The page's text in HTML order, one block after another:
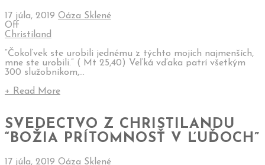
17 júla, 2019 Oáza Sklené
Off
Christiland
“Čokoľvek ste urobili jednému z týchto mojich najmenších,
mne ste urobili.” ( Mt 25,40) Veľká vďaka patrí všetkým
300 služobníkom,...
+ Read More
SVEDECTVO Z CHRISTILANDU
“BOŽIA PRÍTOMNOSŤ V ĽUĎOCH”
17 júla, 2019 Oáza Sklené